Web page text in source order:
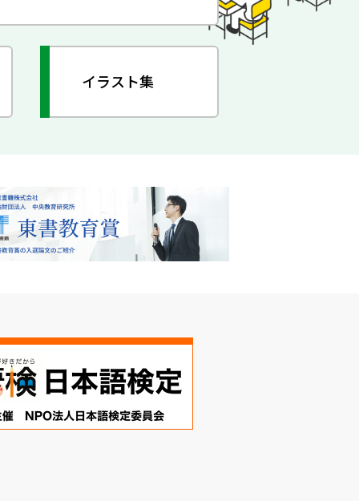
イラスト集